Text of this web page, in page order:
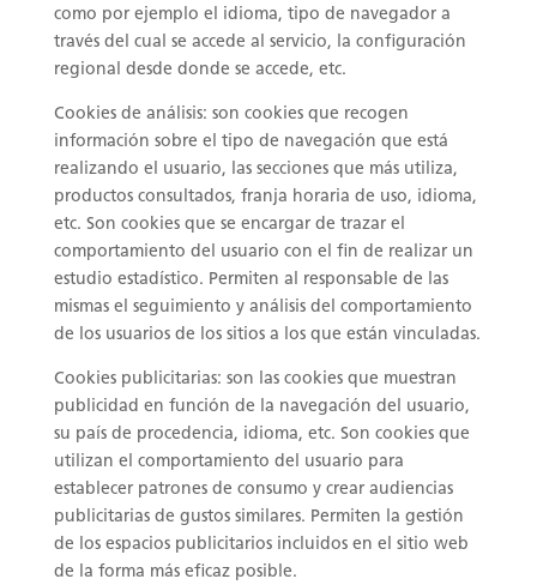
como por ejemplo el idioma, tipo de navegador a
través del cual se accede al servicio, la configuración
regional desde donde se accede, etc.
Cookies de análisis: son cookies que recogen
información sobre el tipo de navegación que está
realizando el usuario, las secciones que más utiliza,
productos consultados, franja horaria de uso, idioma,
etc. Son cookies que se encargar de trazar el
comportamiento del usuario con el fin de realizar un
estudio estadístico. Permiten al responsable de las
mismas el seguimiento y análisis del comportamiento
de los usuarios de los sitios a los que están vinculadas.
Cookies publicitarias: son las cookies que muestran
publicidad en función de la navegación del usuario,
su país de procedencia, idioma, etc. Son cookies que
utilizan el comportamiento del usuario para
establecer patrones de consumo y crear audiencias
publicitarias de gustos similares. Permiten la gestión
de los espacios publicitarios incluidos en el sitio web
de la forma más eficaz posible.